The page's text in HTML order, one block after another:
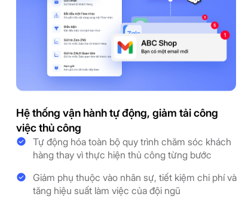
Hệ thống vận hành tự động, giảm tải công
việc thủ công
Tự động hóa toàn bộ quy trình chăm sóc khách
hàng thay vì thực hiện thủ công từng bước
Giảm phụ thuộc vào nhân sự, tiết kiệm chi phí và
tăng hiệu suất làm việc của đội ngũ